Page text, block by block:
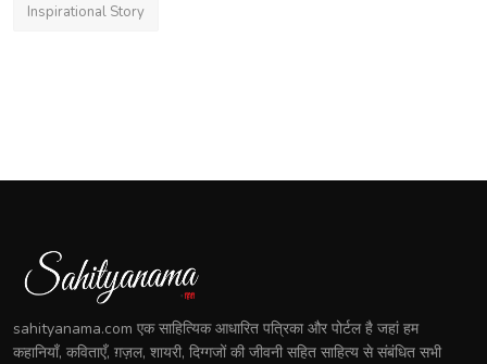
Inspirational Story
sahityanama.com एक साहित्यिक आधारित पत्रिका और पोर्टल है जहां हम
कहानियाँ, कविताएँ, ग़ज़ल, शायरी, दिग्गजों की जीवनी सहित साहित्य से संबंधित सभी